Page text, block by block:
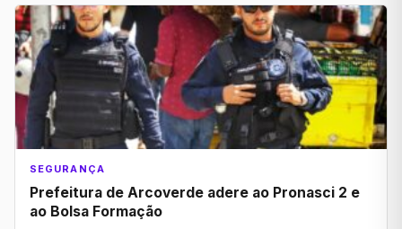
SEGURANÇA
Prefeitura de Arcoverde adere ao Pronasci 2 e
ao Bolsa Formação